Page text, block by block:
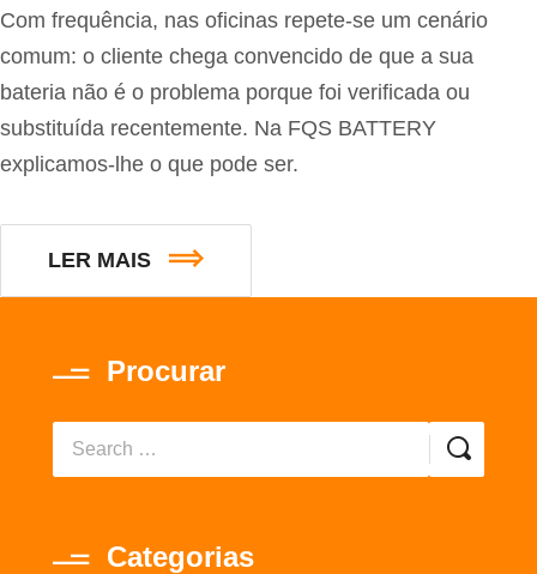
Com frequência, nas oficinas repete-se um cenário
comum: o cliente chega convencido de que a sua
bateria não é o problema porque foi verificada ou
substituída recentemente. Na FQS BATTERY
explicamos-lhe o que pode ser.
LER MAIS
Procurar
Categorias